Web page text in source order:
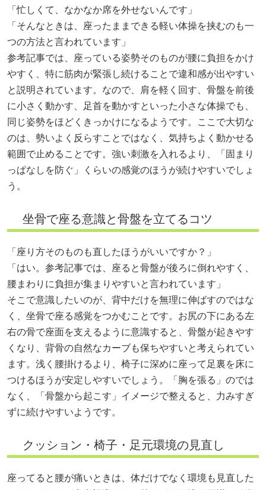
「忙しくて、なかなか席を外せないんです」
「そんなときは、座ったままできる軽い体操を挟むのも一
つの方法と言われています」
参考記事では、座っている姿勢そのものが腰に負担をかけ
やすく、特に筋肉が緊張し続けることで違和感が出やすい
と説明されています。なので、肩を軽く回す、骨盤を前後
に小さく動かす、足首を動かすといった小さな体操でも、
同じ姿勢をほどくきっかけになるようです。ここで大切な
のは、勢いよく反らすことではなく、気持ちよく動かせる
範囲で止めることです。強い刺激を入れるより、「固まり
っぱなしを防ぐ」くらいの感覚のほうが続けやすいでしょ
う。
坐骨で座る意識と骨盤を立てるコツ
「座り方そのものも直したほうがいいですか？」
「はい。参考記事では、座ると骨盤が後ろに倒れやすく、
腰まわりに負担が集まりやすいと言われています」
そこで意識したいのが、背中だけを無理に伸ばすのではな
く、坐骨で座る感覚をつかむことです。お尻の下にある左
右の骨で座面を支えるように意識すると、骨盤が起きやす
くなり、背骨の自然なカーブも保ちやすいと考えられてい
ます。浅く腰掛けるより、椅子に深めに座って足裏を床に
つけるほうが安定しやすいでしょう。「胸を張る」のでは
なく、「骨盤から起こす」イメージで整えると、力みすぎ
ずに続けやすいようです。
クッション・椅子・足元環境の見直し
座ってると腰が痛いときは、体だけでなく環境も見直した